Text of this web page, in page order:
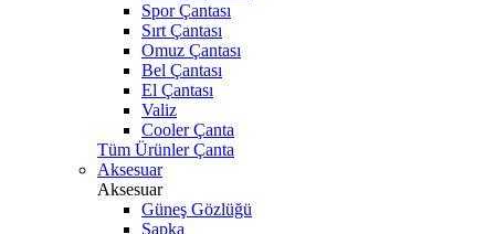
Spor Çantası
Sırt Çantası
Omuz Çantası
Bel Çantası
El Çantası
Valiz
Cooler Çanta
Tüm Ürünler Çanta
Aksesuar
Aksesuar
Güneş Gözlüğü
Şapka